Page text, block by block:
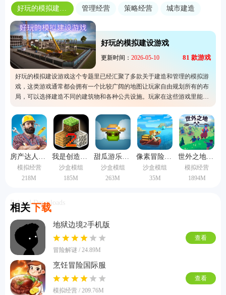
好玩的模拟建设游戏 管理经营 策略经营 城市建造
好玩的模拟建设游戏
更新时间： 2026-05-10 81 款游戏
好玩的模拟建设游戏这个专题里已经汇聚了多款关于建造和管理的模拟游
戏，这类游戏通常都会拥有一个比较广阔的地图让玩家自由规划所有的布
局，可以选择建造不同的建筑物和各种公共设施。玩家在这些游戏里能够
根据自己的想法去建设自己的城市或者世界。本专题里的模拟建设游戏是
比较火的一类游戏，有兴趣的玩家可以下载体验噢。
房产达人2手机版
模拟经营
218M
我是创造者手机版
沙盒模组
185M
甜瓜游乐场国际服
沙盒模组
263M
像素冒险岛单机版
沙盒模组
35M
世外之地手机版
模拟经营
1894M
相关下载
Related Downloads
地狱边境2手机版
冒险解谜 / 24.89M
查看
烹饪冒险国际服
模拟经营 / 209.76M
查看